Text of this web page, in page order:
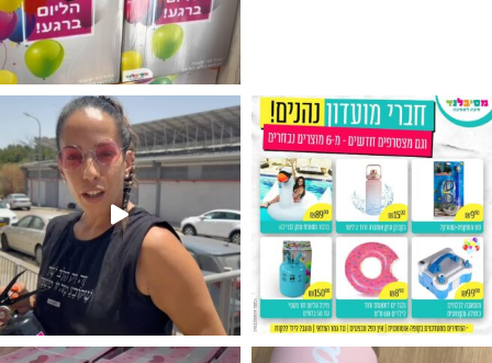
מין העובר רק במסיבלנד !! קיים
מטף לגילוי מין העובר חזר למלא